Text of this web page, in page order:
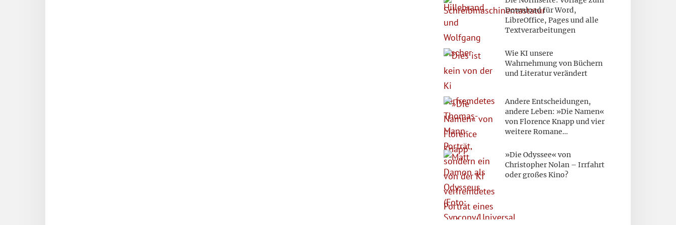
Download für Word,
LibreOffice, Pages und alle
Textverarbeitungen
Wie KI unsere
Wahrnehmung von Büchern
und Literatur verändert
Andere Entscheidungen,
andere Leben: »Die Namen«
von Florence Knapp und vier
weitere Romane…
»Die Odyssee« von
Christopher Nolan – Irrfahrt
oder großes Kino?